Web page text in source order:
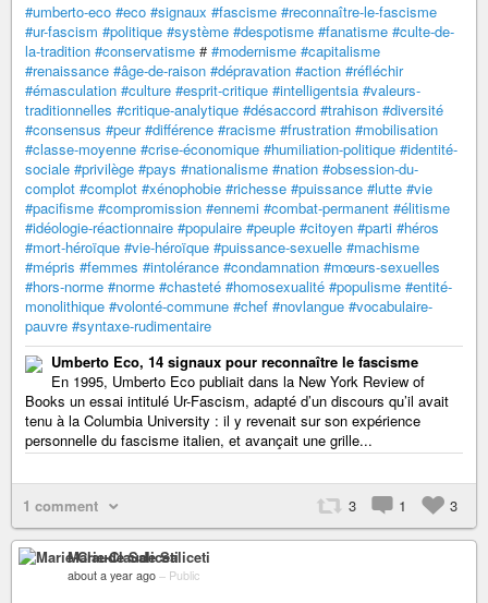
#umberto-eco #eco #signaux #fascisme #reconnaître-le-fascisme
#ur-fascism #politique #système #despotisme #fanatisme #culte-de-
la-tradition #conservatisme # #modernisme #capitalisme
#renaissance #âge-de-raison #dépravation #action #réfléchir
#émasculation #culture #esprit-critique #intelligentsia #valeurs-
traditionnelles #critique-analytique #désaccord #trahison #diversité
#consensus #peur #différence #racisme #frustration #mobilisation
#classe-moyenne #crise-économique #humiliation-politique #identité-
sociale #privilège #pays #nationalisme #nation #obsession-du-
complot #complot #xénophobie #richesse #puissance #lutte #vie
#pacifisme #compromission #ennemi #combat-permanent #élitisme
#idéologie-réactionnaire #populaire #peuple #citoyen #parti #héros
#mort-héroïque #vie-héroïque #puissance-sexuelle #machisme
#mépris #femmes #intolérance #condamnation #mœurs-sexuelles
#hors-norme #norme #chasteté #homosexualité #populisme #entité-
monolithique #volonté-commune #chef #novlangue #vocabulaire-
pauvre #syntaxe-rudimentaire
Umberto Eco, 14 signaux pour reconnaître le fascisme
En 1995, Umberto Eco publiait dans la New York Review of
Books un essai intitulé Ur-Fascism, adapté d’un discours qu’il avait
tenu à la Columbia University : il y revenait sur son expérience
personnelle du fascisme italien, et avançait une grille...
1 comment 3 1 3
Marie-Claude Saliceti
about a year ago – Public